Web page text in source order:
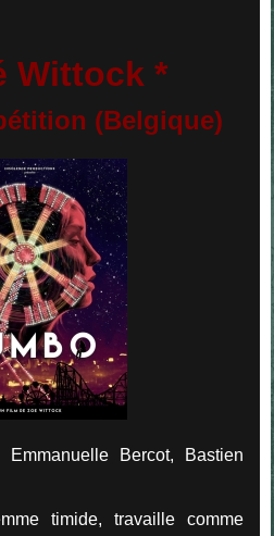
Wittock *
(Belgique)
Emmanuelle Bercot, Bastien
timide, travaille comme